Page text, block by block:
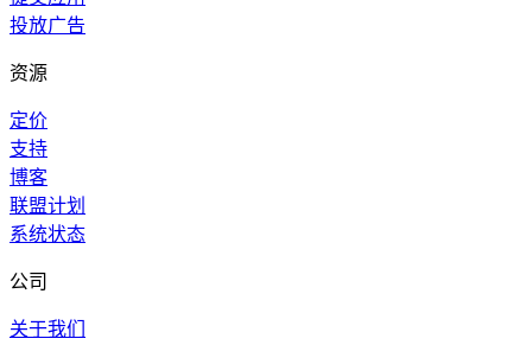
投放广告
资源
定价
支持
博客
联盟计划
系统状态
公司
关于我们